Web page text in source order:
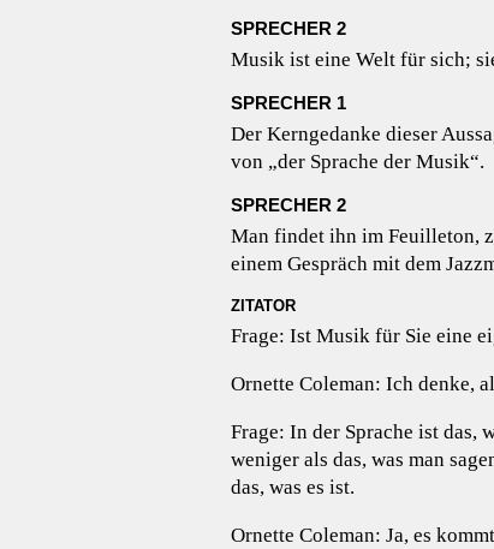
SPRECHER 2
Musik ist eine Welt für sich;
SPRECHER 1
Der Kerngedanke dieser
von „der Sprache der Musik“.
SPRECHER 2
Man findet ihn im Feuilleton,
einem Gespräch mit dem
ZITATOR
Frage: Ist Musik für Sie eine
Ornette Coleman: Ich denke,
Frage: In der Sprache ist das,
weniger als das, was man
das, was es ist.
Ornette Coleman: Ja, es